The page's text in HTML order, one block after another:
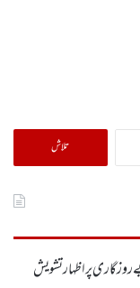
تلاش
کریں
روزگاری پر اظہارتشویش